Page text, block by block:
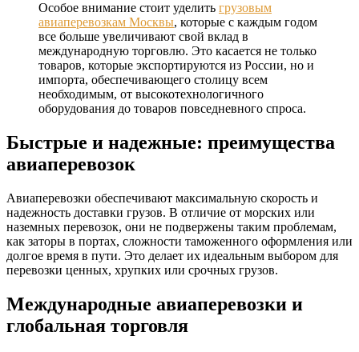
Особое внимание стоит уделить грузовым
авиаперевозкам Москвы, которые с каждым годом
все больше увеличивают свой вклад в
международную торговлю. Это касается не только
товаров, которые экспортируются из России, но и
импорта, обеспечивающего столицу всем
необходимым, от высокотехнологичного
оборудования до товаров повседневного спроса.
Быстрые и надежные: преимущества
авиаперевозок
Авиаперевозки обеспечивают максимальную скорость и
надежность доставки грузов. В отличие от морских или
наземных перевозок, они не подвержены таким проблемам,
как заторы в портах, сложности таможенного оформления или
долгое время в пути. Это делает их идеальным выбором для
перевозки ценных, хрупких или срочных грузов.
Международные авиаперевозки и
глобальная торговля